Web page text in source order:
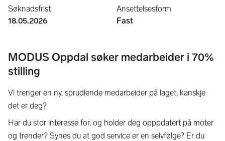
Søknadsfrist
18.05.2026
Ansettelsesform
Fast
MODUS Oppdal søker medarbeider i 70%
stilling
Vi trenger en ny, sprudlende medarbeider på laget, kanskje
det er deg?
Har du stor interesse for, og holder deg opppdatert på moter
og trender? Synes du at god service er en selvfølge? Er du